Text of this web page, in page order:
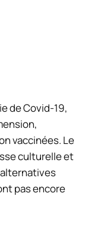
de Covid-19,
vaccinées. Le
culturelle et
pas encore